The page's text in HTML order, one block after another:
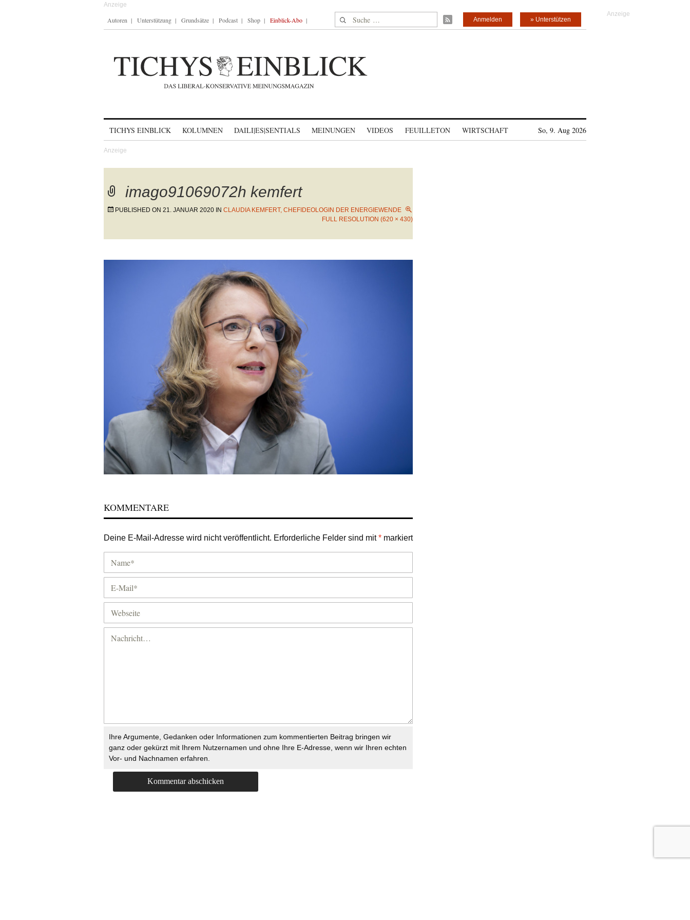
Autoren Unterstützung Grundsätze Podcast Shop Einblick-Abo Suche nach: » Unterstützen
Anmelden
TICHYS EINBLICK KOLUMNEN DAILI|ES|SENTIALS MEINUNGEN VIDEOS FEUILLETON WIRTSCHAFT So, 9. Aug 2026
imago91069072h kemfert
PUBLISHED ON 21. JANUAR 2020 IN CLAUDIA KEMFERT, CHEFIDEOLOGIN DER ENERGIEWENDE
FULL RESOLUTION (620 × 430)
KOMMENTARE
Deine E-Mail-Adresse wird nicht veröffentlicht. Erforderliche Felder sind mit* markiert
Ihre Argumente, Gedanken oder Informationen zum kommentierten Beitrag bringen wir
ganz oder gekürzt mit Ihrem Nutzernamen und ohne Ihre E-Adresse, wenn wir Ihren echten
Vor- und Nachnamen erfahren.